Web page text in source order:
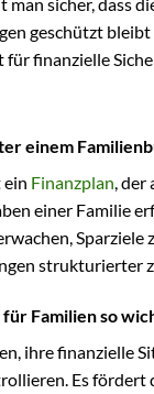
geschützt
finanzielle
einem
ein Finanzplan, der
einer Familie
Sparziele
strukturierter
Familien so
ihre finanzielle
Es fördert